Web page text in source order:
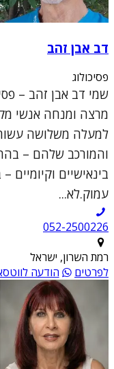
דב אבן זהב
פסיכולוג
שמי דב אבן זהב –
מרצה ומנחה אנשי
למעלה משלושה
והמורכב שלהם –
בינאישיים וקיומיים
עמוק.לא...
052-2500226
רמת השרון, ישראל
לפרטים
הודעה